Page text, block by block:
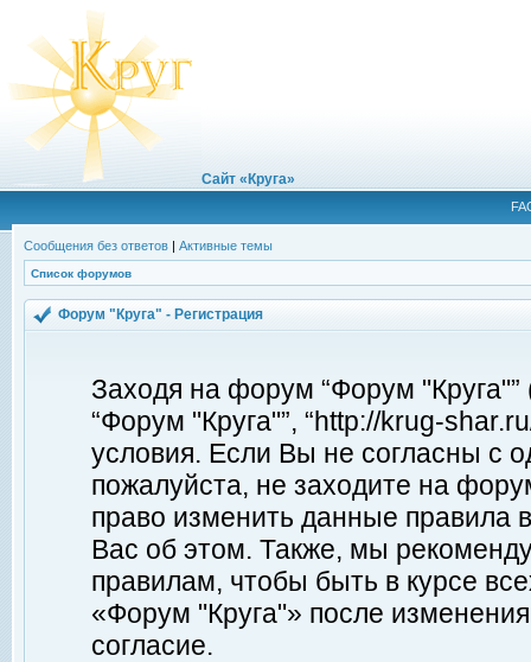
Сайт «Круга»
Сообщения без ответов | Активные темы
Список форумов
Форум "Круга" - Регистрация
Заходя на форум “Форум
“Форум "Круга"”, “http://krug-
условия. Если Вы не согласны с
пожалуйста, не заходите на
право изменить данные правила
Вас об этом. Также, мы
правилам, чтобы быть в курсе
«Форум "Круга"» после
согласие.